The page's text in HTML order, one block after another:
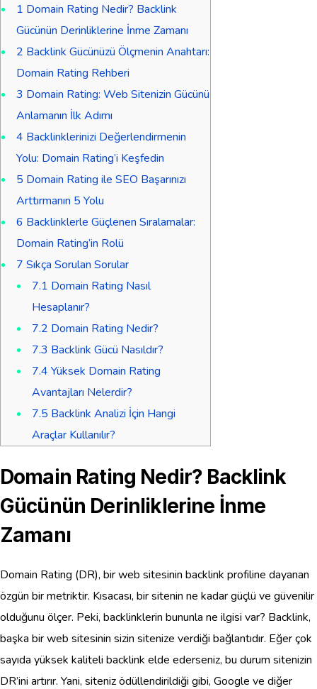
1 Domain Rating Nedir? Backlink
Gücünün Derinliklerine İnme Zamanı
2 Backlink Gücünüzü Ölçmenin Anahtarı:
Domain Rating Rehberi
3 Domain Rating: Web Sitenizin Gücünü
Anlamanın İlk Adımı
4 Backlinklerinizi Değerlendirmenin
Yolu: Domain Rating’i Keşfedin
5 Domain Rating ile SEO Başarınızı
Arttırmanın 5 Yolu
6 Backlinklerle Güçlenen Sıralamalar:
Domain Rating’in Rolü
7 Sıkça Sorulan Sorular
7.1 Domain Rating Nasıl
Hesaplanır?
7.2 Domain Rating Nedir?
7.3 Backlink Gücü Nasıldır?
7.4 Yüksek Domain Rating
Avantajları Nelerdir?
7.5 Backlink Analizi İçin Hangi
Araçlar Kullanılır?
Domain Rating Nedir? Backlink
Gücünün Derinliklerine İnme
Zamanı
Domain Rating (DR), bir web sitesinin backlink profiline dayanan
özgün bir metriktir. Kısacası, bir sitenin ne kadar güçlü ve güvenilir
olduğunu ölçer. Peki, backlinklerin bununla ne ilgisi var? Backlink,
başka bir web sitesinin sizin sitenize verdiği bağlantıdır. Eğer çok
sayıda yüksek kaliteli backlink elde ederseniz, bu durum sitenizin
DR’ini artırır. Yani, siteniz ödüllendirildiği gibi, Google ve diğer